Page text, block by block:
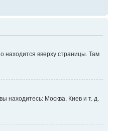
находится вверху страницы. Там
находитесь: Москва, Киев и т. д.